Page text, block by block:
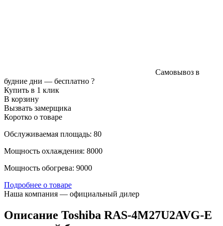
Самовывоз в
будние дни — бесплатно ?
Купить в 1 клик
В корзину
Вызвать замерщика
Коротко о товаре
Обслуживаемая площадь: 80
Мощность охлаждения: 8000
Мощность обогрева: 9000
Подробнее о товаре
Наша компания — официальный дилер
Описание Toshiba RAS-4M27U2AVG-E